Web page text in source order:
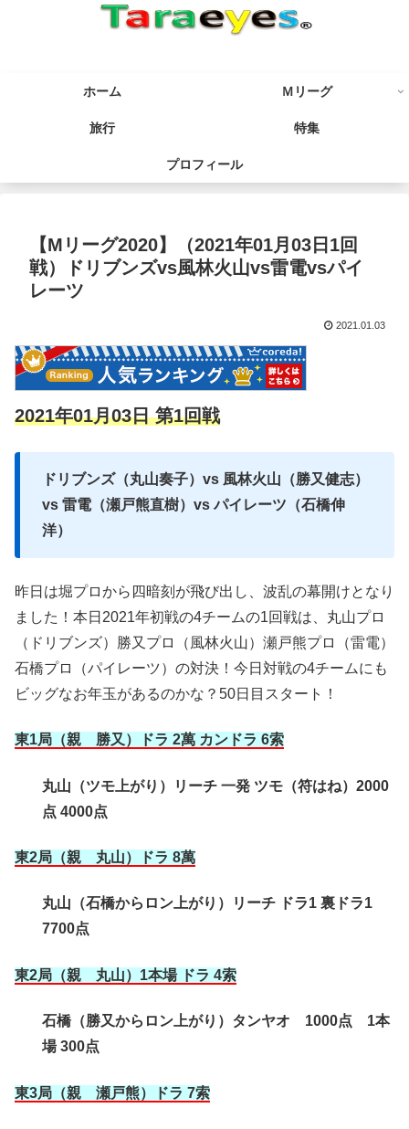
ホーム Ｍリーグ
旅行 特集
プロフィール
【Mリーグ2020】（2021年01月03日1回
戦）ドリブンズvs風林火山vs雷電vsパイ
レーツ
2021.01.03
2021年01月03日 第1回戦
ドリブンズ（丸山奏子）vs 風林火山（勝又健志）
vs 雷電（瀬戸熊直樹）vs パイレーツ（石橋伸
洋）
昨日は堀プロから四暗刻が飛び出し、波乱の幕開けとなり
ました！本日2021年初戦の4チームの1回戦は、丸山プロ
（ドリブンズ）勝又プロ（風林火山）瀬戸熊プロ（雷電）
石橋プロ（パイレーツ）の対決！今日対戦の4チームにも
ビッグなお年玉があるのかな？50日目スタート！
東1局（親 勝又）ドラ 2萬 カンドラ 6索
丸山（ツモ上がり）リーチ 一発 ツモ（符はね）2000
点 4000点
東2局（親 丸山）ドラ 8萬
丸山（石橋からロン上がり）リーチ ドラ1 裏ドラ1
7700点
東2局（親 丸山）1本場 ドラ 4索
石橋（勝又からロン上がり）タンヤオ 1000点 1本
場 300点
東3局（親 瀬戸熊）ドラ 7索